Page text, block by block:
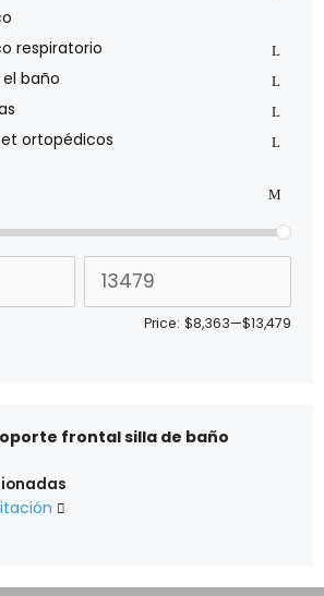
Everest Jennings
respiratorio
baño
ortopédicos
Price: $8,363—$13,479
frontal silla de baño
